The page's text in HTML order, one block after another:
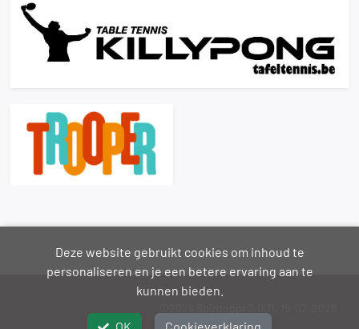
Deze website gebruikt cookies om inhoud te
personaliseren en je een betere ervaring aan te
kunnen bieden.